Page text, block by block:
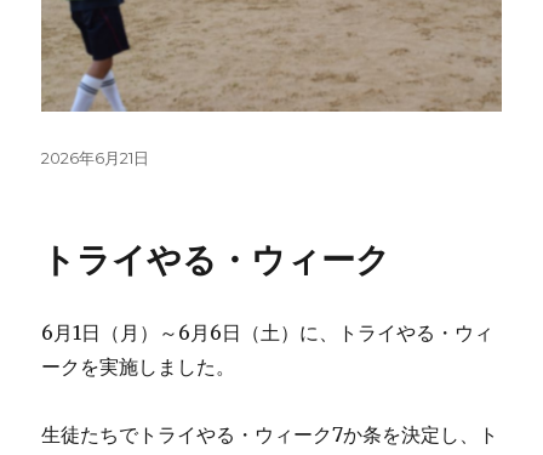
投
2026年6月21日
トライやる・ウィーク
6月1日（月）～6月6日（土）に、トライやる・ウィ
ークを実施しました。
生徒たちでトライやる・ウィーク7か条を決定し、ト